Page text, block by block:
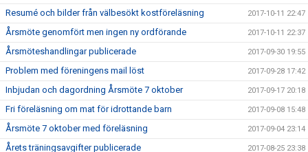
Resumé och bilder från välbesökt kostföreläsning 2017-10-11 22:47
Årsmöte genomfört men ingen ny ordförande 2017-10-11 22:37
Årsmöteshandlingar publicerade 2017-09-30 19:55
Problem med föreningens mail löst 2017-09-28 17:42
Inbjudan och dagordning Årsmöte 7 oktober 2017-09-17 20:18
Fri föreläsning om mat för idrottande barn 2017-09-08 15:48
Årsmöte 7 oktober med föreläsning 2017-09-04 23:14
Årets träningsavgifter publicerade 2017-08-25 23:38